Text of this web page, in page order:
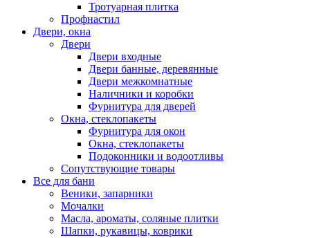
Тротуарная плитка
Профнастил
Двери, окна
Двери
Двери входные
Двери банные, деревянные
Двери межкомнатные
Наличники и коробки
Фурнитура для дверей
Окна, стеклопакеты
Фурнитура для окон
Окна, стеклопакеты
Подоконники и водоотливы
Сопутствующие товары
Все для бани
Веники, запарники
Мочалки
Масла, ароматы, соляные плитки
Шапки, рукавицы, коврики